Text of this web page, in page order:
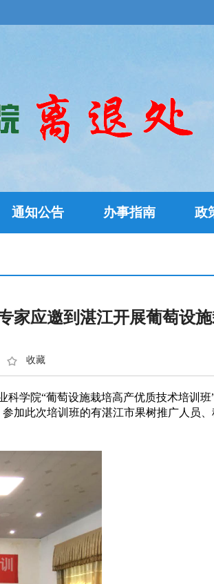
通知公告 办事指南 政
家应邀到湛江开展葡萄设施
收藏
科学院“葡萄设施栽培高产优质技术培训
加此次培训班的有湛江市果树推广人员